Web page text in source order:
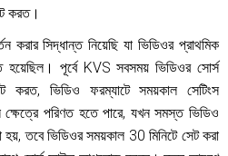
করত।
করার সিদ্ধান্ত নিয়েছি যা ভিডিওর প্রাথমিক
পূর্বে KVS সবসময় ভিডিওর সোর্স
করত, ভিডিও ফরম্যাটে সময়কাল সেটিংস
ক্ষেত্রে পরিণত হতে পারে, যখন সমস্ত ভিডিও
হয়, তবে ভিডিওর সময়কাল 30 মিনিটে সেট করা